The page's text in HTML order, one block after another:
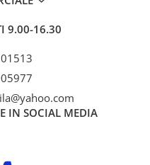
9.00-16.30
IN SOCIAL MEDIA